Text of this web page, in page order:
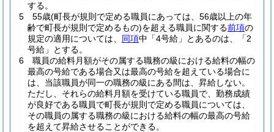
する。
5
55歳(町長が規則で定める職員にあっては、56歳以上の年
齢で町長が規則で定めるもの)を超える職員に関する前項の
規定の適用については、 同項中「4号給」とあるのは、「2
号給」とする。
6
職員の給料月額がその属する職務の級における給料の幅の
最高の号給である場合又は最高の号給を超えている場合に
は、当該職員が同一の職務の級にある間は、昇給しない。
ただし、それらの給料月額を受けている職員で、勤務成績
が良好である職員で町長が規則で定める職員については、
その職員の属する職務の級における給料の幅の最高の号給
を超えて昇給させることができる。